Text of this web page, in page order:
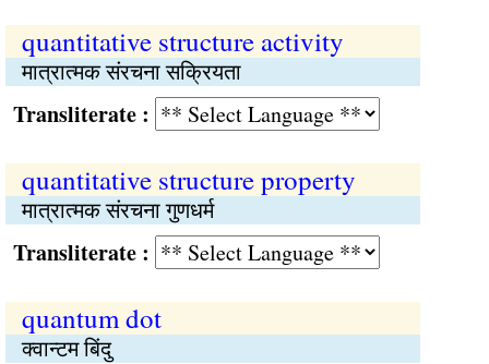
quantitative structure activity
मात्रात्मक संरचना सक्रियता
:
quantitative structure property
मात्रात्मक संरचना गुणधर्म
:
quantum dot
क्वान्टम बिंदु